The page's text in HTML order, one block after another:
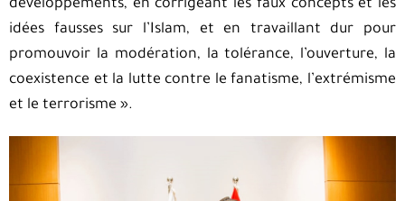
développements, en corrigeant les faux concepts et les
idées fausses sur l’Islam, et en travaillant dur pour
promouvoir la modération, la tolérance, l’ouverture, la
coexistence et la lutte contre le fanatisme, l’extrémisme
et le terrorisme ».